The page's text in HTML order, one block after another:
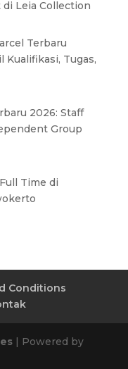
Leia Collection
Terbaru
Kualifikasi, Tugas,
2026: Staff
Group
Time di
Conditions
| Powered by